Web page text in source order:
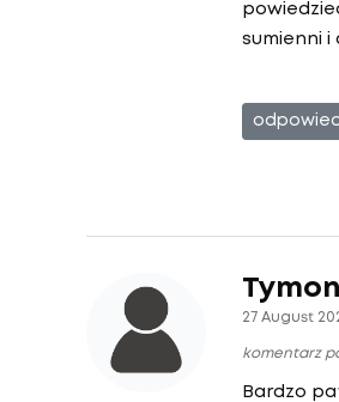
sumienni i
Tymon
27 August
komentarz
Bardzo